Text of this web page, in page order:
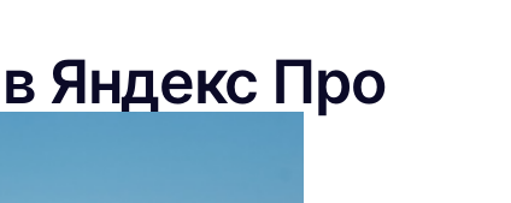
Яндекс Про